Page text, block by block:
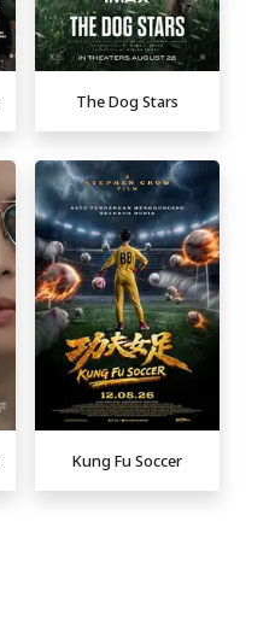
The Dog Stars
Kung Fu Soccer